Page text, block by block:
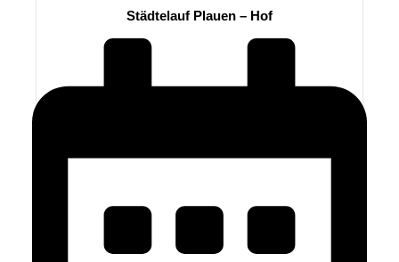
Städtelauf Plauen – Hof